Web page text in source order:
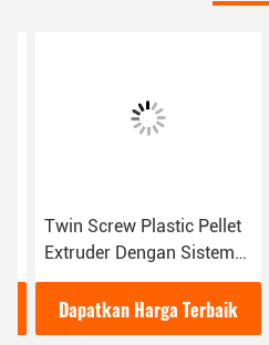
Twin Screw Plastic Pellet
Extruder Dengan Sistem
Pelletizing Pemotongan
Bawah Air
Dapatkan Harga Terbaik